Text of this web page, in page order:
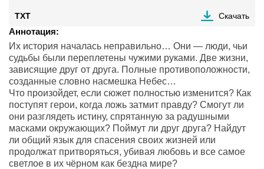
TXT Скачать
Аннотация:
Их история началась неправильно… Они — люди, чьи
судьбы были переплетены чужими руками. Две жизни,
зависящие друг от друга. Полные противоположности,
созданные словно насмешка Небес…
Что произойдет, если сюжет полностью изменится? Как
поступят герои, когда ложь затмит правду? Смогут ли
они разглядеть истину, спрятанную за радушными
масками окружающих? Поймут ли друг друга? Найдут
ли общий язык для спасения своих жизней или
продолжат притворяться, убивая любовь и все самое
светлое в их чёрном как бездна мире?